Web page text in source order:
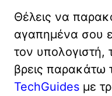
Θέλεις να
αγαπημένα σου
τον υπολογιστή,
βρεις παρακάτω
TechGuides με